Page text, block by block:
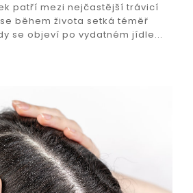
patří mezi nejčastější trávicí
během života setká téměř
se objeví po vydatném jídle...